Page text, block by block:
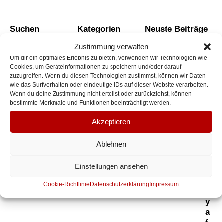
Zustimmung verwalten
Um dir ein optimales Erlebnis zu bieten, verwenden wir Technologien wie
Cookies, um Geräteinformationen zu speichern und/oder darauf
zuzugreifen. Wenn du diesen Technologien zustimmst, können wir Daten
wie das Surfverhalten oder eindeutige IDs auf dieser Website verarbeiten.
Wenn du deine Zustimmung nicht erteilst oder zurückziehst, können
bestimmte Merkmale und Funktionen beeinträchtigt werden.
Akzeptieren
Ablehnen
Einstellungen ansehen
Cookie-Richtlinie Datenschutzerklärung Impressum
Suchen Kategorien
Events
Innenstadt
Parken in Hanau
Neuste Beiträge
y
a